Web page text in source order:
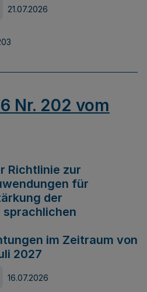
21.07.2026
Nr. 202 vom
Richtlinie zur
für
der
im Zeitraum von
2027
16.07.2026